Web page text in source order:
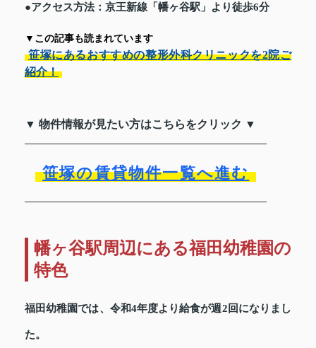
●アクセス方法：京王新線「幡ヶ谷駅」より徒歩6分
▼この記事も読まれています
笹塚にあるおすすめの整形外科クリニックを2院ご
紹介！
▼ 物件情報が見たい方はこちらをクリック ▼
笹塚の賃貸物件一覧へ進む
幡ヶ谷駅周辺にある福田幼稚園の
特色
福田幼稚園では、令和4年度より給食が週2回になりまし
た。